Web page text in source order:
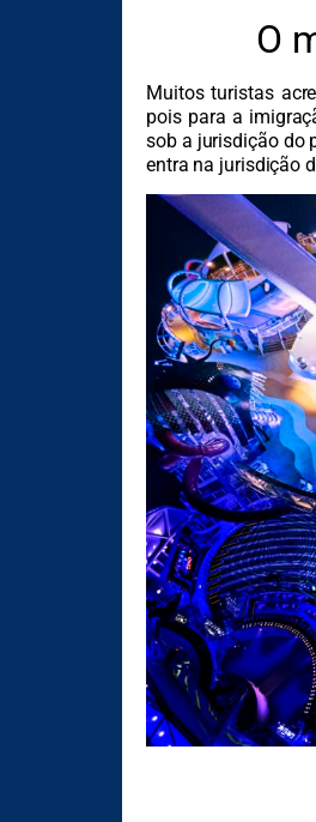
O
Muitos turistas
pois para a
sob a jurisdição do
entra na jurisdição